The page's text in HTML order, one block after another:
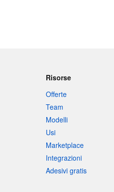
Risorse
Offerte
Team
Modelli
Usi
Marketplace
Integrazioni
Adesivi gratis